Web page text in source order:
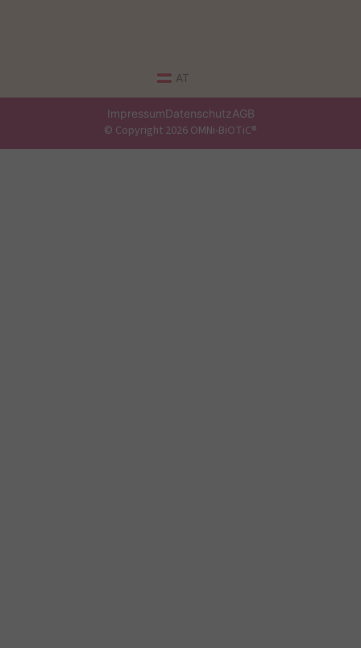
AT
ImpressumDatenschutzAGB
© Copyright 2026 OMNi-BiOTiC®